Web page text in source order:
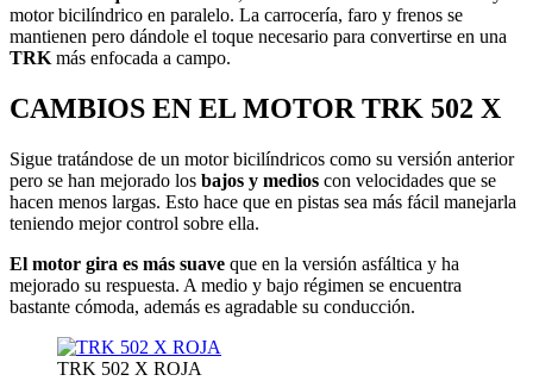
motor bicilíndrico en paralelo. La carrocería, faro y frenos se
mantienen pero dándole el toque necesario para convertirse en una
TRK más enfocada a campo.
CAMBIOS EN EL MOTOR TRK 502 X
Sigue tratándose de un motor bicilíndricos como su versión anterior
pero se han mejorado los bajos y medios con velocidades que se
hacen menos largas. Esto hace que en pistas sea más fácil manejarla
teniendo mejor control sobre ella.
El motor gira es más suave que en la versión asfáltica y ha
mejorado su respuesta. A medio y bajo régimen se encuentra
bastante cómoda, además es agradable su conducción.
TRK 502 X ROJA